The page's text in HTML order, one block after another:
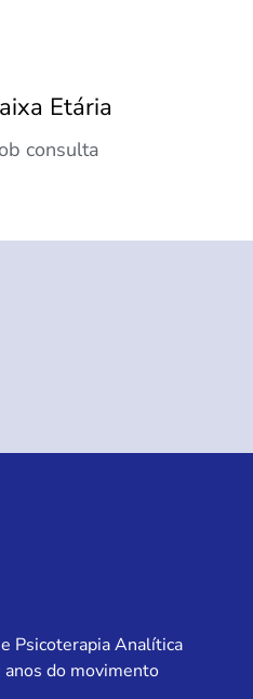
Etária
consulta
Psicoterapia Analítica
do movimento